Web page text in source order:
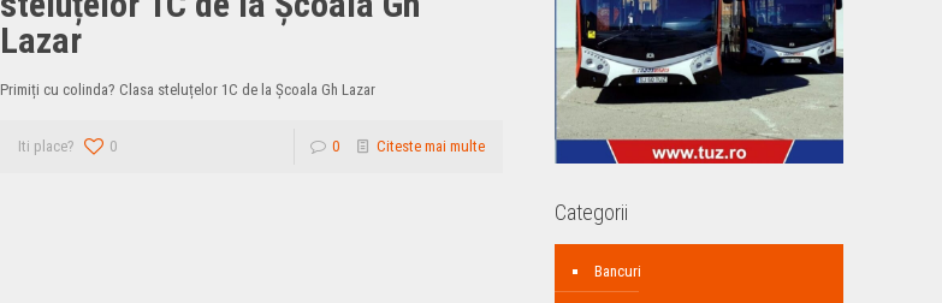
Lazar
Primiți cu colinda? Clasa steluțelor 1C de la Școala Gh Lazar
Iti place? 0 0 Citeste mai multe
Categorii
Bancuri